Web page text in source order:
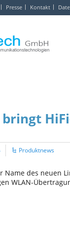
Presse Kontakt
bringt
Produktnews
Name des neuen
WLAN-